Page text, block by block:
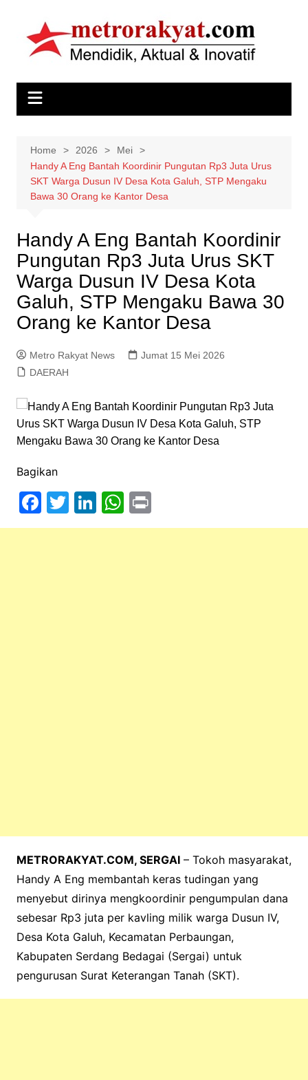
content
Home 2026
Mei
Handy A Eng Bantah Koordinir Pungutan Rp3 Juta Urus
SKT Warga Dusun IV Desa Kota Galuh, STP Mengaku
Bawa 30 Orang ke Kantor Desa
Handy A Eng Bantah Koordinir
Pungutan Rp3 Juta Urus SKT
Warga Dusun IV Desa Kota
Galuh, STP Mengaku Bawa 30
Orang ke Kantor Desa
Metro Rakyat News
Jumat 15 Mei 2026
DAERAH
Bagikan
F
a
T
w
Li
n
W
h
Pr
in
METRORAKYAT.COM, SERGAI– Tokoh masyarakat,
Handy A Eng membantah keras tudingan yang
menyebut dirinya mengkoordinir pengumpulan dana
sebesar Rp3 juta per kavling milik warga Dusun IV,
Desa Kota Galuh, Kecamatan Perbaungan,
Kabupaten Serdang Bedagai (Sergai) untuk
pengurusan Surat Keterangan Tanah (SKT).